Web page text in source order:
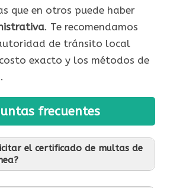
que en otros puede haber
. Te recomendamos
de tránsito local
exacto y los métodos de
frecuentes
el certificado de multas de